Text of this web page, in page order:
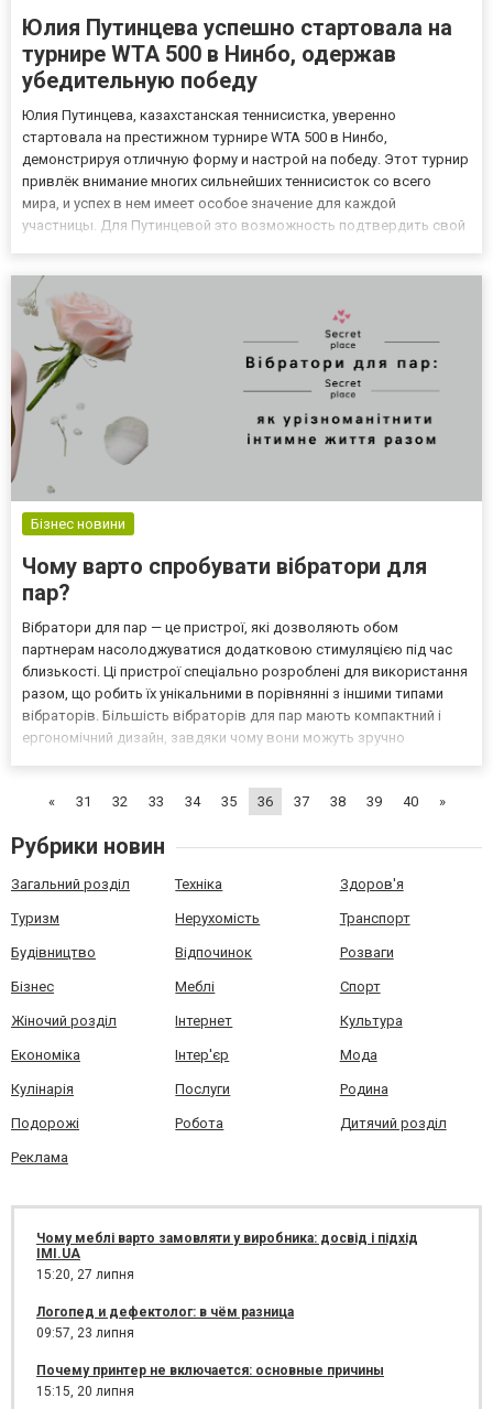
Юлия Путинцева успешно стартовала на
турнире WTA 500 в Нинбо, одержав
убедительную победу
Юлия Путинцева, казахстанская теннисистка, уверенно
стартовала на престижном турнире WTA 500 в Нинбо,
демонстрируя отличную форму и настрой на победу. Этот турнир
привлёк внимание многих сильнейших теннисисток со всего
мира, и успех в нем имеет особое значение для каждой
участницы. Для Путинцевой это возможность подтвердить свой
первом раунде...
Бізнес новини
Чому варто спробувати вібратори для
пар?
Вібратори для пар — це пристрої, які дозволяють обом
партнерам насолоджуватися додатковою стимуляцією під час
близькості. Ці пристрої спеціально розроблені для використання
разом, що робить їх унікальними в порівнянні з іншими типами
вібраторів. Більшість вібраторів для пар мають компактний і
ергономічний дизайн, завдяки чому вони можуть зручно
«
31 32 33 34 35 36 37 38 39 40 »
Рубрики новин
Загальний розділ Техніка Здоров'я
Туризм Нерухомість Транспорт
Будівництво Відпочинок Розваги
Бізнес Меблі Спорт
Жіночий розділ Інтернет Культура
Економіка Інтер'єр Мода
Кулінарія Послуги Родина
Подорожі Робота Дитячий розділ
Реклама
Чому меблі варто замовляти у виробника: досвід і підхід
IMI.UA
15:20, 27 липня
Логопед и дефектолог: в чём разница
09:57, 23 липня
Почему принтер не включается: основные причины
15:15, 20 липня